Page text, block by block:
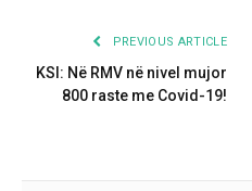
PREVIOUS ARTICLE
KSI: Në RMV në nivel mujor
800 raste me Covid-19!